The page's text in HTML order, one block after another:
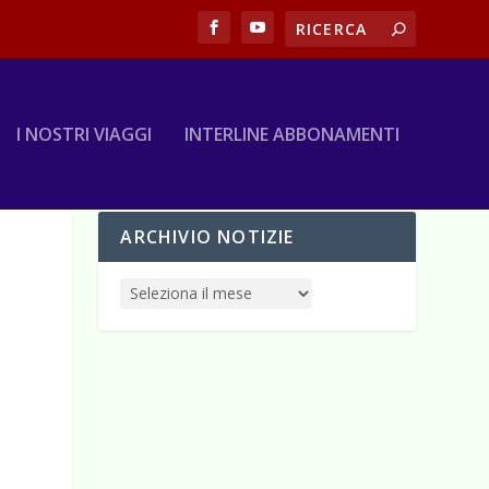
I NOSTRI VIAGGI INTERLINE ABBONAMENTI
ARCHIVIO NOTIZIE